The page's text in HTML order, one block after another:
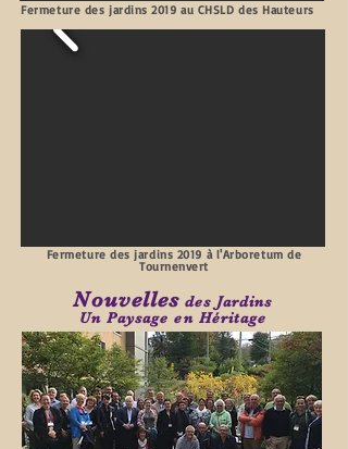
Fermeture des jardins 2019 au CHSLD des Hauteurs
Fermeture des jardins 2019 à l'Arboretum de
Tournenvert
Nouvelles des Jardins
Un Paysage en Héritage